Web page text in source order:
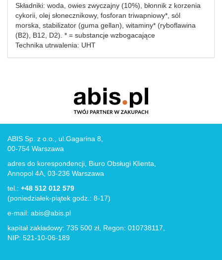
Składniki: woda, owies zwyczajny (10%), błonnik z korzenia
cykorii, olej słonecznikowy, fosforan triwapniowy*, sól
morska, stabilizator (guma gellan), witaminy* (ryboflawina
(B2), B12, D2). * = substancje wzbogacające
Technika utrwalenia: UHT
ABIS Sp. z o.o., ul.Gagarina 8,
00-754 Warszawa
adres do korespondencji, Biuro Obsługi Klienta,
Annopol 4A, 03-236 Warszawa
tel.: +48 512 012 579
(poniedziałek-piątek godz.: 8-17)
e-mail: abis@abis.pl
kapitał zakładowy: 735 500 zł, Regon: 010738117,
NIP: 521-10-06-189